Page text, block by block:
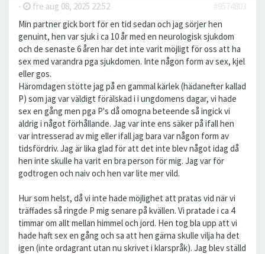
- fre aug 08, 2025 22:52
#9574803
Min partner gick bort för en tid sedan och jag sörjer hen
genuint, hen var sjuk i ca 10 år med en neurologisk sjukdom
och de senaste 6 åren har det inte varit möjligt för oss att ha
sex med varandra pga sjukdomen. Inte någon form av sex, kjel
eller gos.
Häromdagen stötte jag på en gammal kärlek (hädanefter kallad
P) som jag var väldigt förälskad i i ungdomens dagar, vi hade
sex en gång men pga P's då omogna beteende så ingick vi
aldrig i något förhållande. Jag var inte ens säker på ifall hen
var intresserad av mig eller ifall jag bara var någon form av
tidsfördriv. Jag är lika glad för att det inte blev något idag då
hen inte skulle ha varit en bra person för mig. Jag var för
godtrogen och naiv och hen var lite mer vild.
Hur som helst, då vi inte hade möjlighet att pratas vid när vi
träffades så ringde P mig senare på kvällen. Vi pratade i ca 4
timmar om allt mellan himmel och jord. Hen tog bla upp att vi
hade haft sex en gång och sa att hen gärna skulle vilja ha det
igen (inte ordagrant utan nu skrivet i klarspråk). Jag blev ställd